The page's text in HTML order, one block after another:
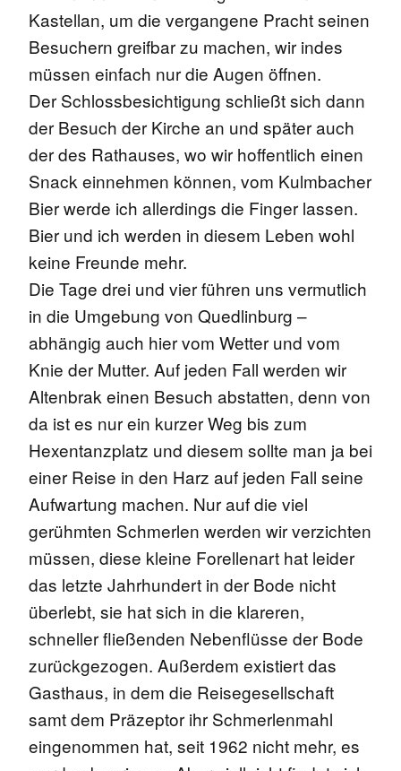
Kastellan, um die vergangene Pracht seinen
Besuchern greifbar zu machen, wir indes
müssen einfach nur die Augen öffnen.
Der Schlossbesichtigung schließt sich dann
der Besuch der Kirche an und später auch
der des Rathauses, wo wir hoffentlich einen
Snack einnehmen können, vom Kulmbacher
Bier werde ich allerdings die Finger lassen.
Bier und ich werden in diesem Leben wohl
keine Freunde mehr.
Die Tage drei und vier führen uns vermutlich
in die Umgebung von Quedlinburg –
abhängig auch hier vom Wetter und vom
Knie der Mutter. Auf jeden Fall werden wir
Altenbrak einen Besuch abstatten, denn von
da ist es nur ein kurzer Weg bis zum
Hexentanzplatz und diesem sollte man ja bei
einer Reise in den Harz auf jeden Fall seine
Aufwartung machen. Nur auf die viel
gerühmten Schmerlen werden wir verzichten
müssen, diese kleine Forellenart hat leider
das letzte Jahrhundert in der Bode nicht
überlebt, sie hat sich in die klareren,
schneller fließenden Nebenflüsse der Bode
zurückgezogen. Außerdem existiert das
Gasthaus, in dem die Reisegesellschaft
samt dem Präzeptor ihr Schmerlenmahl
eingenommen hat, seit 1962 nicht mehr, es